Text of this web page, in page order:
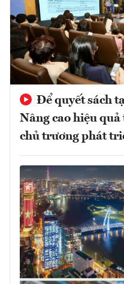
Để quyết sách
Nâng cao hiệu quả
chủ trương phát